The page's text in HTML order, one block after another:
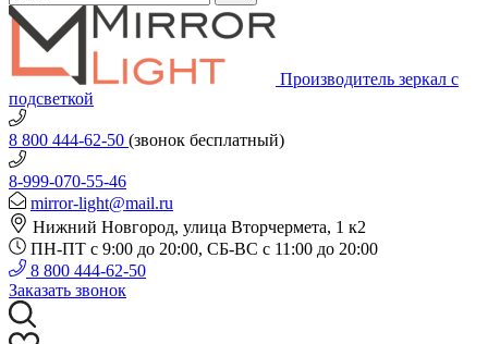
Производитель зеркал с
подсветкой
8 800 444-62-50 (звонок бесплатный)
8-999-070-55-46
mirror-light@mail.ru
Нижний Новгород, улица Вторчермета, 1 к2
ПН-ПТ с 9:00 до 20:00, СБ-ВС с 11:00 до 20:00
8 800 444-62-50
Заказать звонок